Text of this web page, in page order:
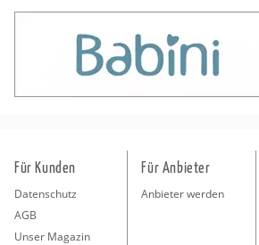
Für Kunden
Datenschutz
AGB
Unser Magazin
Für Anbieter
Anbieter werden